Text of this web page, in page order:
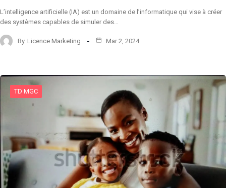
L’intelligence artificielle (IA) est un domaine de l’informatique qui vise à créer
des systèmes capables de simuler des…
By Licence Marketing Mar 2, 2024
TD MGC